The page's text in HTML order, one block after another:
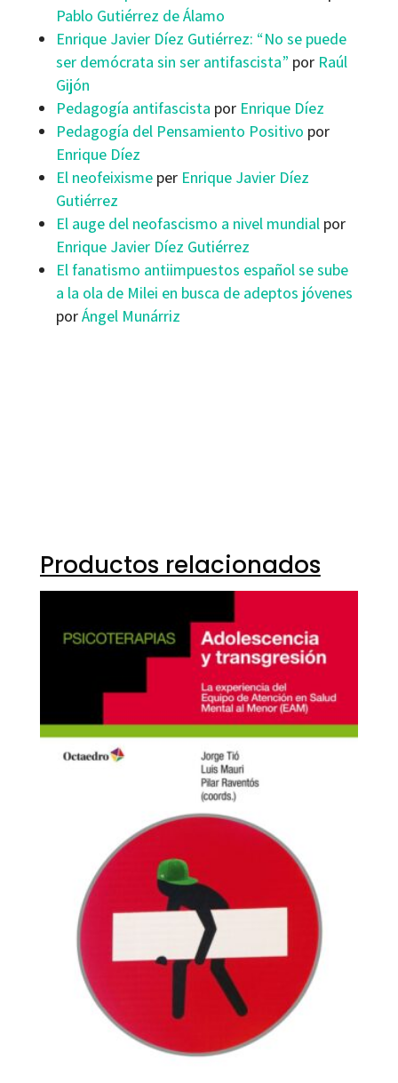
Pablo Gutiérrez de Álamo
Enrique Javier Díez Gutiérrez: “No se puede
ser demócrata sin ser antifascista” por Raúl
Gijón
Pedagogía antifascista por Enrique Díez
Pedagogía del Pensamiento Positivo por
Enrique Díez
El neofeixismeper Enrique Javier Díez
Gutiérrez
El auge del neofascismo a nivel mundialpor
Enrique Javier Díez Gutiérrez
El fanatismo antiimpuestos español se sube
a la ola de Milei en busca de adeptos jóvenes
porÁngel Munárriz
Productos relacionados